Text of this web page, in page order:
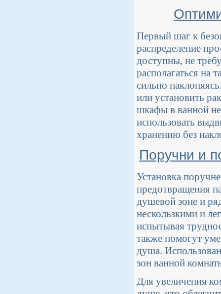
Первый шаг к
распределение
доступны, не
располагаться на
сильно
или установить
шкафы в ванной
использовать
хранению без
Поручни и
Установка
предотвращения
душевой зоне и
нескользкими и
испытывая
также помогут
душа.
зон ванной
Для увеличения